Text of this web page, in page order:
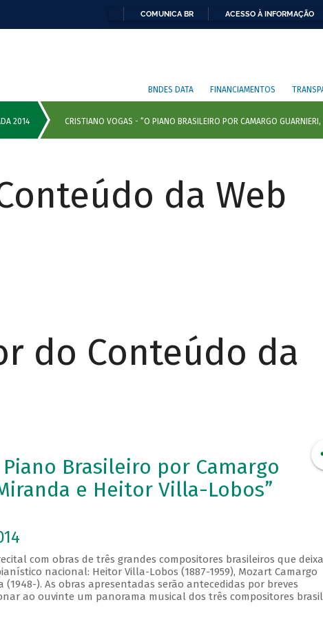
COMUNICA BR ACESSO À INFORMAÇÃO
BNDES DATA FINANCIAMENTOS
da Web
do Conteúdo da
Brasileiro por Camargo
e Heitor Villa-Lobos”
com obras de três grandes compositores brasileiros que
nacional: Heitor Villa-Lobos (1887-1959), Mozart Camargo
(1948-). As obras apresentadas serão antecedidas por breves
ao ouvinte um panorama musical dos três compositores